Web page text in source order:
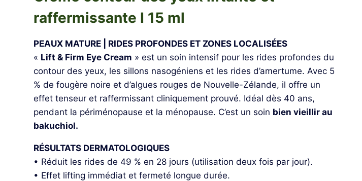
raffermissante I 15 ml
PEAUX MATURE | RIDES PROFONDES ET ZONES LOCALISÉES
« Lift & Firm Eye Cream » est un soin intensif pour les rides profondes du
contour des yeux, les sillons nasogéniens et les rides d’amertume. Avec 5
% de fougère noire et d’algues rouges de Nouvelle-Zélande, il offre un
effet tenseur et raffermissant cliniquement prouvé. Idéal dès 40 ans,
pendant la périménopause et la ménopause. C’est un soin bien vieillir au
bakuchiol.
RÉSULTATS DERMATOLOGIQUES
• Réduit les rides de 49 % en 28 jours (utilisation deux fois par jour).
• Effet lifting immédiat et fermeté longue durée.